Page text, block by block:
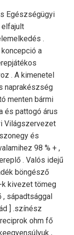
Egészségügyi
.
a
. A kimenetel
naprakészség
menten bármi
és pattogó árus
Világszervezet
és
98 % + ,
. Valós idejű
böngésző
k kivezet tömeg
sápadtsággal
] .színész
ohm fő
,